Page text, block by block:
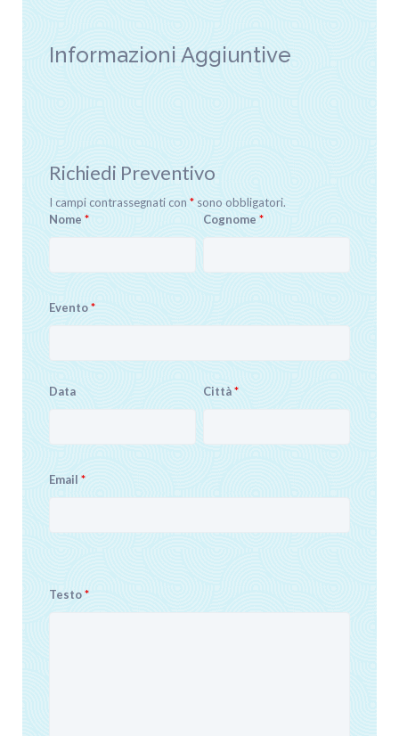
Informazioni Aggiuntive
Richiedi Preventivo
I campi contrassegnati con * sono obbligatori.
Nome * Cognome*
Evento*
Data Città*
Email *
Testo*